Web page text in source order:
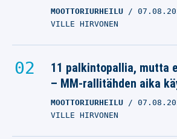
MOOTTORIURHEILU
VILLE HIRVONEN
11 palkintopallia, mutta
– MM-rallitähden aika
MOOTTORIURHEILU
VILLE HIRVONEN